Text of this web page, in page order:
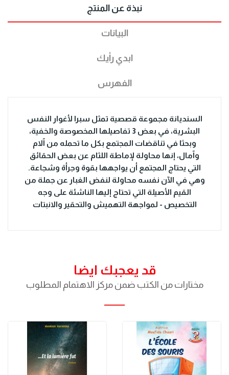
نبذة عن المنتج
البيانات
ابدي رأيك
الفهرس
السنديانة مجموعة قصصية تمثل سبرا لأغوار النفس
البشرية، في بعض 3 تفاصيلها المخصوصة والخفية،
وبحثا في تناقضات المجتمع بكل ما تحمله من آلام
وآمال، إنها محاولة لإماطة اللثام عن بعض الحقائق
التي يحتاج المجتمع أن يواجهها بقوة وجرأة وشجاعة.
وهي في الآن نفسه محاولة لنفض الغبار عن جملة من
القيم الأصيلة التي تحتاج إليها الناشئة على وجه
التخصيص - لمواجهة التهميش والتحقير والانبتات
قد يعجبك ايضا
مختارات من الكتب ضمن مركز الاهتمام المطلوب